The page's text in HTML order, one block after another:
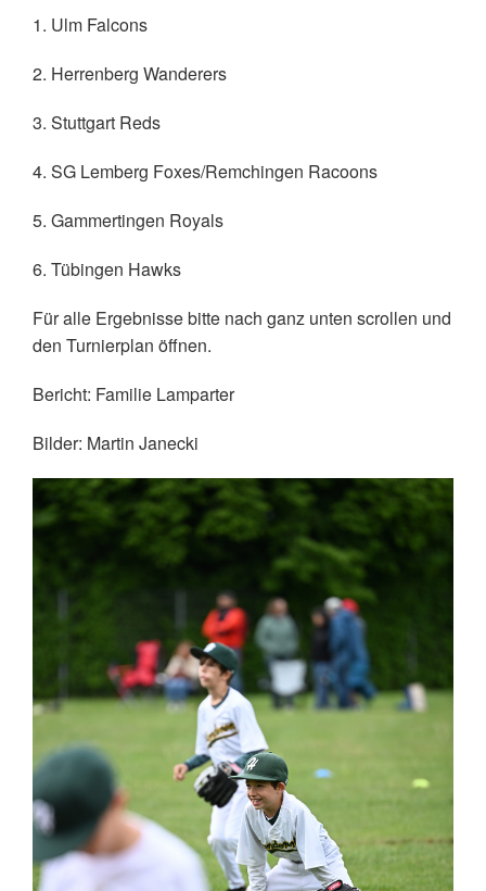
1. Ulm Falcons
2. Herrenberg Wanderers
3. Stuttgart Reds
4. SG Lemberg Foxes/Remchingen Racoons
5. Gammertingen Royals
6. Tübingen Hawks
Für alle Ergebnisse bitte nach ganz unten scrollen und
den Turnierplan öffnen.
Bericht: Familie Lamparter
Bilder: Martin Janecki